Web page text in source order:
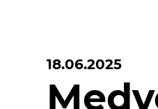
18.06.2025